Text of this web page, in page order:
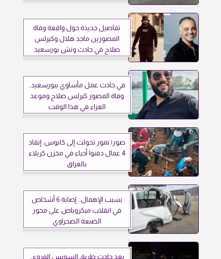
تفاصيل جديدة حول واقعة وفاة
المصورين ماجد هلال وكيرلس
صلاح في حادث ونش بورسعيد
في حادث عمل مأساوي ببورسعيد..
وفاة المصور كيرلس صلاح وموعد
العزاء في هذا الوقت
صور| تمور تحولت إلى كابوس: إنقاذ
4 عمال دفنوا أحياء في مخزن كربلاء
بالعراق
بسبب الإهمال.. إصابة 6 أشخاص
في انقلاب ميكروباص على محور
الضبعة الصحراوي
بعد حادث طريق السويس المروع..